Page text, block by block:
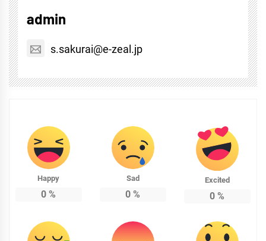
admin
s.sakurai@e-zeal.jp
Happy
0 %
Sad
0 %
Excited
0 %